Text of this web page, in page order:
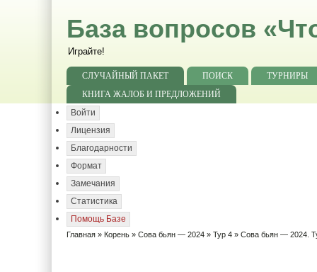
База вопросов
Играйте!
СЛУЧАЙНЫЙ ПАКЕТ ПОИСК
ТУРНИРЫ
КНИГА ЖАЛОБ И ПРЕДЛОЖЕНИЙ
Войти
Лицензия
Благодарности
Формат
Замечания
Статистика
Помощь Базе
Главная » Корень » Сова бьян — 2024 » Тур 4 » Сова бьян — 2024.